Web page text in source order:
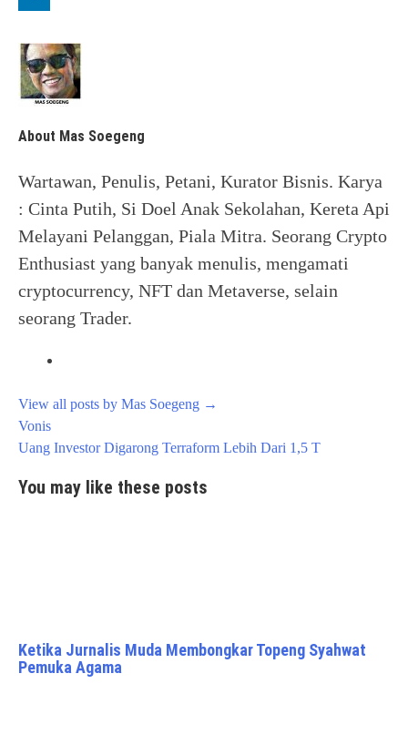
About Mas Soegeng
Wartawan, Penulis, Petani, Kurator Bisnis. Karya
: Cinta Putih, Si Doel Anak Sekolahan, Kereta Api
Melayani Pelanggan, Piala Mitra. Seorang Crypto
Enthusiast yang banyak menulis, mengamati
cryptocurrency, NFT dan Metaverse, selain
seorang Trader.
View all posts by Mas Soegeng →
Post
navigation
Vonis
Uang Investor Digarong Terraform Lebih Dari 1,5 T
You may like these posts
Ketika Jurnalis Muda Membongkar Topeng Syahwat
Pemuka Agama